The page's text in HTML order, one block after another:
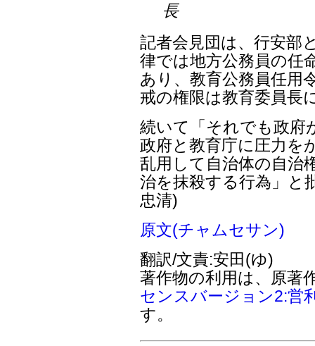
長
記者会見団は、行安部
律では地方公務員の任
あり、教育公務員任用
戒の権限は教育委員長
続いて「それでも政府
政府と教育庁に圧力を
乱用して自治体の自治
治を抹殺する行為」と
忠清)
原文(チャムセサン)
翻訳/文責:安田(ゆ)
著作物の利用は、原著
センスバージョン2:営
す。